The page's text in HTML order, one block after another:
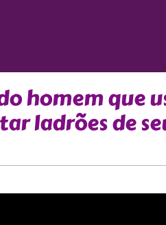
homem que
ladrões de